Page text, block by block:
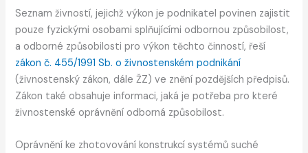
Seznam živností, jejichž výkon je podnikatel povinen zajistit
pouze fyzickými osobami splňujícími odbornou způsobilost,
a odborné způsobilosti pro výkon těchto činností, řeší
zákon č. 455/1991 Sb. o živnostenském podnikání
(živnostenský zákon, dále ŽZ) ve znění pozdějších předpisů.
Zákon také obsahuje informaci, jaká je potřeba pro které
živnostenské oprávnění odborná způsobilost.
Oprávnění ke zhotovování konstrukcí systémů suché